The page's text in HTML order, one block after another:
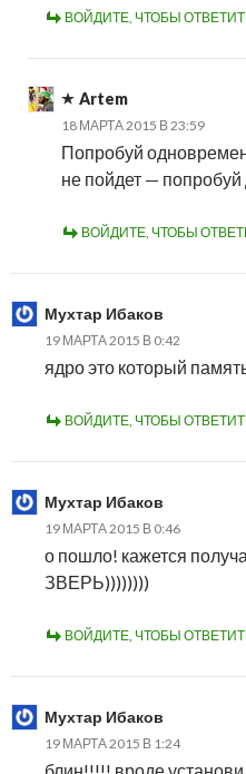
ВОЙДИТЕ, ЧТОБЫ
Artem
18 МАРТА 2015 В 23:59
Попробуй
не пойдет —
ВОЙДИТЕ, ЧТОБЫ
Мухтар Ибаков
19 МАРТА 2015 В 0:42
ядро это который
ВОЙДИТЕ, ЧТОБЫ
Мухтар Ибаков
19 МАРТА 2015 В 0:46
о пошло! кажется
ЗВЕРЬ))))))))
ВОЙДИТЕ, ЧТОБЫ
Мухтар Ибаков
19 МАРТА 2015 В 1:24